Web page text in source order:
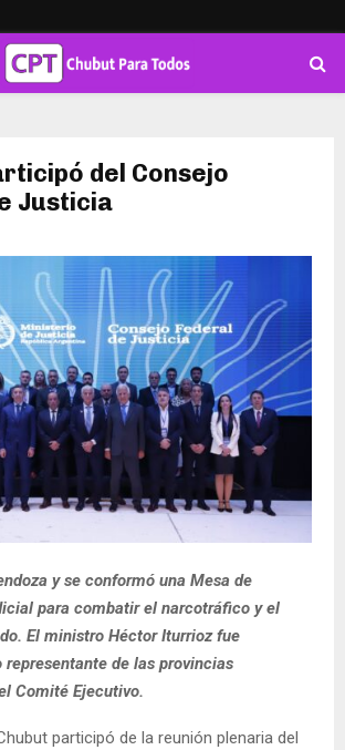
del Consejo
Justicia
y se conformó una Mesa de
para combatir el narcotráfico y el
El ministro Héctor Iturrioz fue
representante de las provincias
Comité Ejecutivo.
participó de la reunión plenaria del